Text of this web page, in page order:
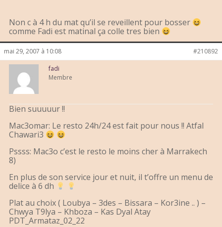
Non c à 4 h du mat qu’il se reveillent pour bosser
comme Fadi est matinal ça colle tres bien
mai 29, 2007 à 10:08 #210892
fadi
Membre
Bien suuuuur !!
Mac3omar: Le resto 24h/24 est fait pour nous !! Atfal
Chawari3
Pssss: Mac3o c’est le resto le moins cher à Marrakech
8)
En plus de son service jour et nuit, il t’offre un menu de
delice à 6 dh
Plat au choix ( Loubya – 3des – Bissara – Kor3ine .. ) –
Chwya T9lya – Khboza – Kas Dyal Atay
PDT_Armataz_02_22